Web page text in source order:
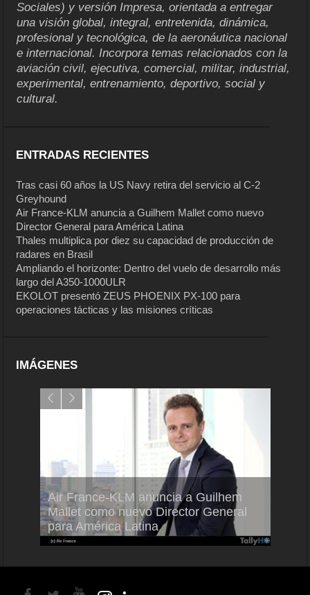
Sociales) y versión Impresa, orientada a entregar
una visión global, integral, entretenida, dinámica,
profesional y tecnológica, de la aeronáutica nacional
e internacional. Incorpora temas relacionados con la
aviación civil, ejecutiva, comercial, militar, industrial,
experimental, entrenamiento, deportivo, social y
cultural.
ENTRADAS RECIENTES
Tras casi 60 años la US Navy retira del servicio al C-2
Greyhound
Air France-KLM anuncia a Guilhem Mallet como nuevo
Director General para América Latina
Thales multiplica por diez su capacidad de producción de
radares en Brasil
Ampliando el horizonte: Dentro del vuelo de desarrollo más
largo del A350-1000ULR
EKOLOT presentó ZEUS PHOENIX PX-100 para
operaciones tácticas y las misiones críticas
IMÁGENES
Air France-KLM anuncia a Guilhem
Mallet como nuevo Director General
para América Latina